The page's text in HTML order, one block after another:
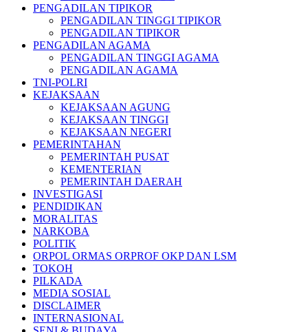
PENGADILAN TIPIKOR
PENGADILAN TINGGI TIPIKOR
PENGADILAN TIPIKOR
PENGADILAN AGAMA
PENGADILAN TINGGI AGAMA
PENGADILAN AGAMA
TNI-POLRI
KEJAKSAAN
KEJAKSAAN AGUNG
KEJAKSAAN TINGGI
KEJAKSAAN NEGERI
PEMERINTAHAN
PEMERINTAH PUSAT
KEMENTERIAN
PEMERINTAH DAERAH
INVESTIGASI
PENDIDIKAN
MORALITAS
NARKOBA
POLITIK
ORPOL ORMAS ORPROF OKP DAN LSM
TOKOH
PILKADA
MEDIA SOSIAL
DISCLAIMER
INTERNASIONAL